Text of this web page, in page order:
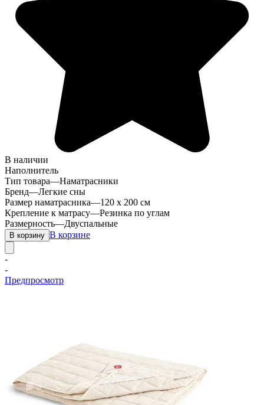
В наличии
Наполнитель
Тип товара—Наматрасники
Бренд—Легкие сны
Размер наматрасника—120 х 200 см
Крепление к матрасу—Резинка по углам
Размерность—Двуспальные
В корзину В корзине
-
-
Предпросмотр